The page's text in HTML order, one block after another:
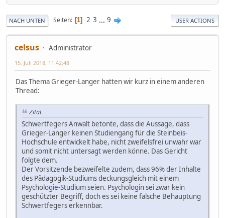
NACH UNTEN Seiten 1 2 3 ... 9 USER ACTIONS
celsus Administrator
15. Juli 2018, 11:42:48
Das Thema Grieger-Langer hatten wir kurz in einem anderen
Thread:
Zitat
Schwertfegers Anwalt betonte, dass die Aussage, dass
Grieger-Langer keinen Studiengang für die Steinbeis-
Hochschule entwickelt habe, nicht zweifelsfrei unwahr war
und somit nicht untersagt werden könne. Das Gericht
folgte dem.
Der Vorsitzende bezweifelte zudem, dass 96% der Inhalte
des Pädagogik-Studiums deckungsgleich mit einem
Psychologie-Studium seien. Psychologin sei zwar kein
geschützter Begriff, doch es sei keine falsche Behauptung
Schwertfegers erkennbar.